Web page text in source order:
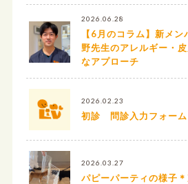
2026.06.28
【6月のコラム】新メン
野先生のアレルギー・
なアプローチ
2026.02.23
初診 問診入力フォーム
2026.03.27
パピーパーティの様子